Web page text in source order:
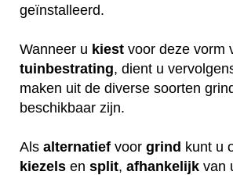
geïnstalleerd.
Wanneer u kiest voor deze vorm
tuinbestrating, dient u
maken uit de diverse soorten
beschikbaar zijn.
Als alternatief voor grind kunt u
kiezels en split, afhankelijk van